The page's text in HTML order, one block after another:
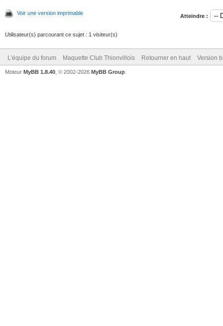
Voir une version imprimable Atteindre :
Utilisateur(s) parcourant ce sujet : 1 visiteur(s)
L’équipe du forum Maquette Club Thionvillois Retourner en haut Version
Moteur MyBB 1.8.40 , © 2002-2026 MyBB Group